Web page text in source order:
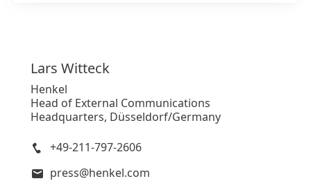
Lars Witteck
Henkel
Head of External Communications
Headquarters, Düsseldorf/Germany
+49-211-797-2606
press@henkel.com